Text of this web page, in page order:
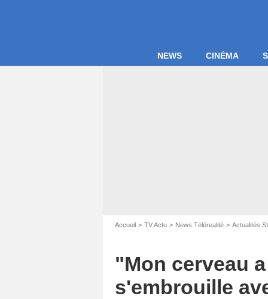
NEWS CINÉMA
Accueil TV Actu News Télérealité Actualités
"Mon cerveau
s'embrouille